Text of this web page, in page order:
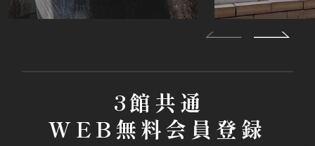
3館共通
WEB無料会員登録